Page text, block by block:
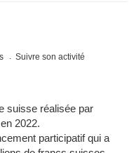
Suivre son activité
suisse réalisée par
2022.
participatif qui a